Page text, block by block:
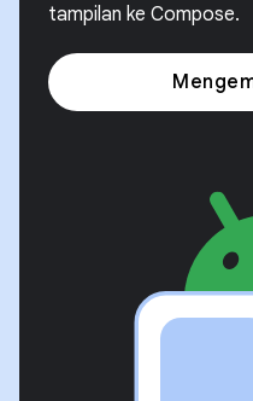
tampilan ke Compose.